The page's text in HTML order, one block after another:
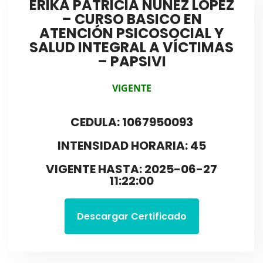
ERIKA PATRICIA NUÑEZ LOPEZ
– CURSO BASICO EN
ATENCIÓN PSICOSOCIAL Y
SALUD INTEGRAL A VÍCTIMAS
– PAPSIVI
VIGENTE
CEDULA: 1067950093
INTENSIDAD HORARIA: 45
VIGENTE HASTA: 2025-06-27
11:22:00
Descargar Certificado